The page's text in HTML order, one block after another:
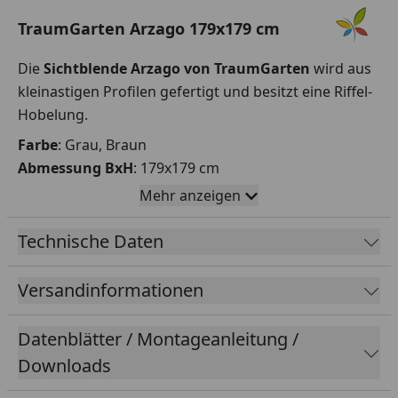
TraumGarten Arzago 179x179 cm
DieSichtblende Arzago von TraumGarten wird aus
kleinastigen Profilen gefertigt und besitzt eine Riffel-
Hobelung.
Farbe: Grau, Braun
Abmessung BxH: 179x179 cm
Profilierung, diese lässt die Wandung filigran
Aufgrund der markanten Hobelung gehen die Profile
unsichtbar und scheinbar endlos ineinander über.
Die Elemente der Arzago Serie sind werksseitig
bereits mit einer offenporigen Lasur behandelt und
Mehr anzeigen
Technische Daten
Versandinformationen
Datenblätter / Montageanleitung /
Downloads